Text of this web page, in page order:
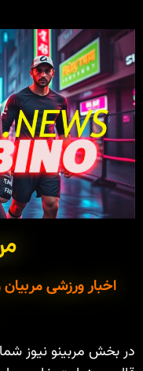
اخبار ورزشی مربیان
در بخش مربینو نیوز شما